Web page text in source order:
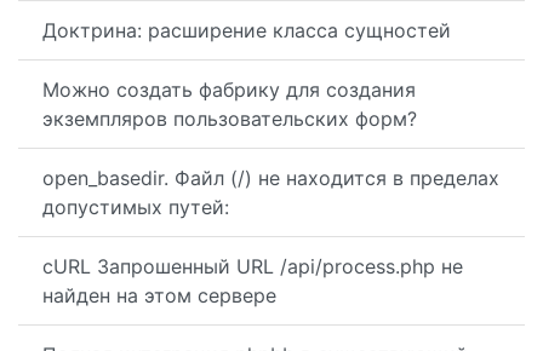
Доктрина: расширение класса сущностей
Можно создать фабрику для создания
экземпляров пользовательских форм?
open_basedir. Файл (/) не находится в пределах
допустимых путей:
cURL Запрошенный URL /api/process.php не
найден на этом сервере